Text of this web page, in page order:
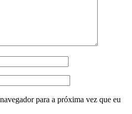
para a próxima vez que eu